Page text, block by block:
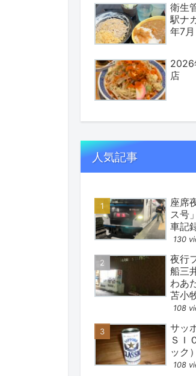
衛生
駅ナ
年7月
2026
店
人気記事
座席
ス号
車記
130
夜行
船三
わあ
苫小
108
サッ
ＳＩ
ック
108